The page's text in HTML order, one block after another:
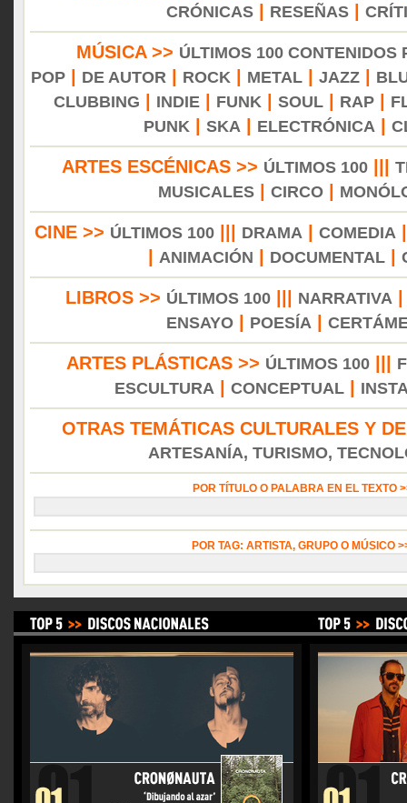
CRÓNICAS| RESEÑAS|
MÚSICA >> ÚLTIMOS 100 CONTENIDOS
POP| DE AUTOR ROCK METAL| JAZZ|
CLUBBING
INDIE| FUNK SOUL| RAP|
PUNK
SKA ELECTRÓNICA
ARTES ESCÉNICAS >> ÚLTIMOS 100
MUSICALES
CIRCO
CINE >> ÚLTIMOS 100||| DRAMA COMEDIA
ANIMACIÓN DOCUMENTAL|
LIBROS >> ÚLTIMOS 100 NARRATIVA
ENSAYO| POESÍA
ARTES PLÁSTICAS >> ÚLTIMOS 100|||
ESCULTURA
CONCEPTUAL
OTRAS TEMÁTICAS CULTURALES Y
ARTESANÍA, TURISMO,
POR TÍTULO O PALABRA EN EL TEXTO
POR TAG: ARTISTA, GRUPO O MÚSICO